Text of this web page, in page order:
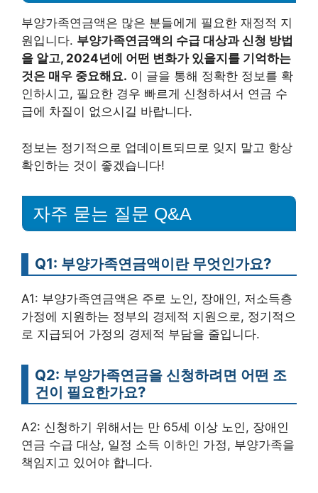
부양가족연금액은 많은 분들에게 필요한 재정적 지
원입니다. 부양가족연금액의 수급 대상과 신청 방법
을 알고, 2024년에 어떤 변화가 있을지를 기억하는
것은 매우 중요해요. 이 글을 통해 정확한 정보를 확
인하시고, 필요한 경우 빠르게 신청하셔서 연금 수
급에 차질이 없으시길 바랍니다.
정보는 정기적으로 업데이트되므로 잊지 말고 항상
확인하는 것이 좋겠습니다!
자주 묻는 질문 Q&A
Q1: 부양가족연금액이란 무엇인가요?
A1: 부양가족연금액은 주로 노인, 장애인, 저소득층
가정에 지원하는 정부의 경제적 지원으로, 정기적으
로 지급되어 가정의 경제적 부담을 줄입니다.
Q2: 부양가족연금을 신청하려면 어떤 조
건이 필요한가요?
A2: 신청하기 위해서는 만 65세 이상 노인, 장애인
연금 수급 대상, 일정 소득 이하인 가정, 부양가족을
책임지고 있어야 합니다.